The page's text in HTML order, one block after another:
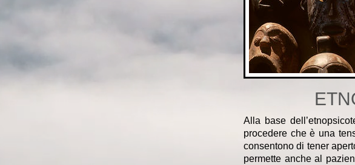
Alla base
procedere che è una
consentono di tener
permette anche al